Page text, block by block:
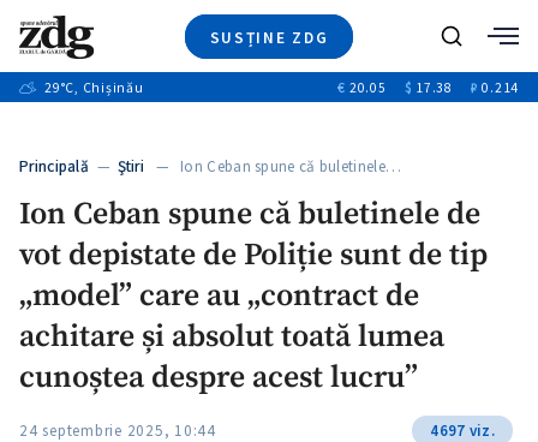
SUSȚINE ZDG
Ştiri
+11
Special
Blog
Caută
29°C, Chișinău € 20.05 $ 17.38 ₽ 0.214
Principală — Ştiri — Ion Ceban spune că buletinele…
Ion Ceban spune că buletinele de
vot depistate de Poliție sunt de tip
„model” care au „contract de
achitare și absolut toată lumea
cunoștea despre acest lucru”
24 septembrie 2025, 10:44 4697 viz.